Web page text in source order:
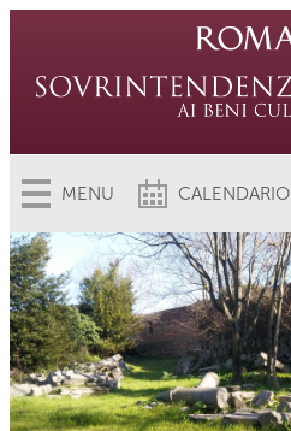
MENU CALENDARIO